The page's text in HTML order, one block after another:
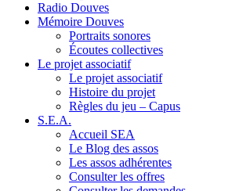
Radio Douves
Mémoire Douves
Portraits sonores
Écoutes collectives
Le projet associatif
Le projet associatif
Histoire du projet
Règles du jeu – Capus
S.E.A.
Accueil SEA
Le Blog des assos
Les assos adhérentes
Consulter les offres